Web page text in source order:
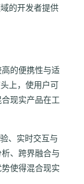
的开发者提供
的便携性与适
上，使用户可
现实产品在工
、实时交互与
、跨界融合与
使得混合现实